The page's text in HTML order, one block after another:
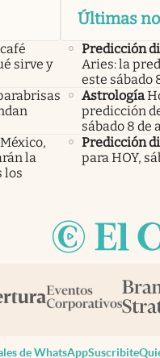
sirve y
la
los
Últimas
Predicción
Aries: la
este sábado
Astrología
predicción
sábado 8 de
Predicción
para HOY,
de WhatsAppSuscribite